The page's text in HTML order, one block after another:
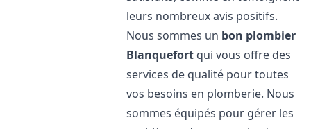
leurs nombreux avis positifs.
Nous sommes un bon plombier
Blanquefort qui vous offre des
services de qualité pour toutes
vos besoins en plomberie. Nous
sommes équipés pour gérer les